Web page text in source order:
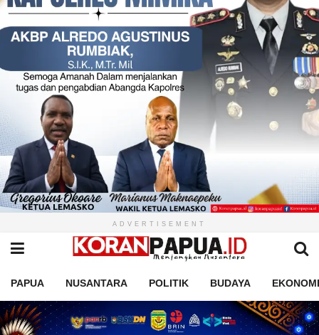
ADVERTISEMENT
PAPUA NUSANTARA POLITIK BUDAYA EKONOMI